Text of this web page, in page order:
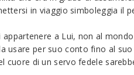
in viaggio simboleggia il
a Lui, non al
usare per suo conto fino al
di un servo fedele